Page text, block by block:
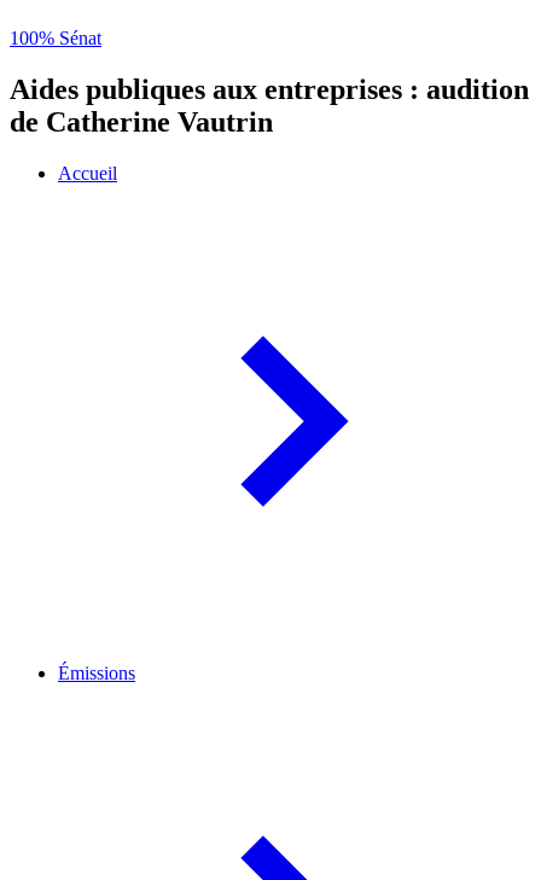
100% Sénat
Aides publiques aux entreprises : audition
de Catherine Vautrin
Accueil
Émissions